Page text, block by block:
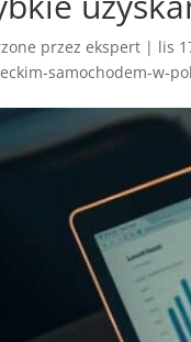
przezekspert | lis
samochodem-w-